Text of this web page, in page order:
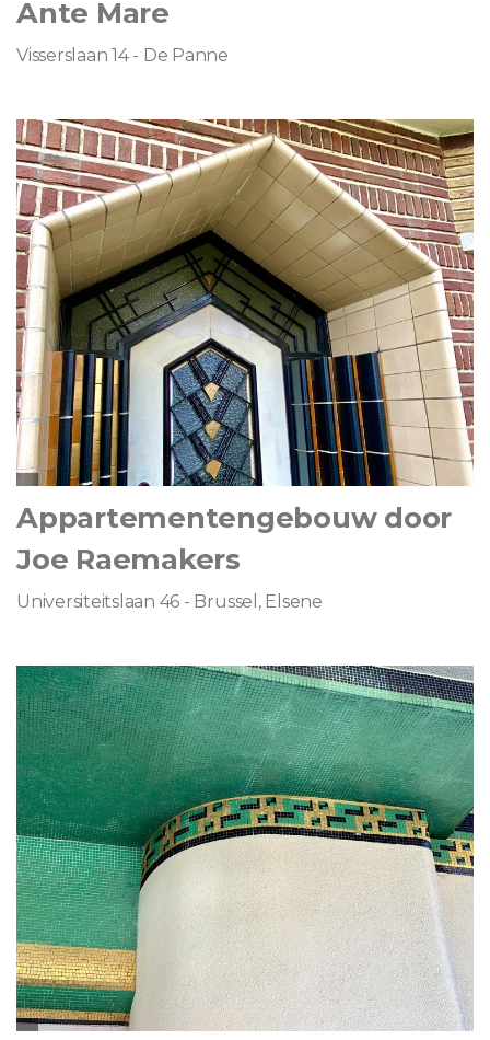
Ante Mare
Visserslaan 14 - De Panne
Appartementengebouw door
Joe Raemakers
Universiteitslaan 46 - Brussel, Elsene